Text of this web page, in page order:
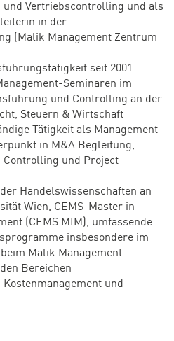
und Vertriebscontrolling und als
in der
(Malik Management Zentrum
seit 2001
Seminaren im
und Controlling an der
Steuern & Wirtschaft
Tätigkeit als Management
in M&A Begleitung,
Controlling und Project
Handelswissenschaften an
Wien, CEMS-Master in
(CEMS MIM), umfassende
insbesondere im
Malik Management
Bereichen
und